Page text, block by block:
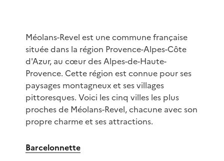
Méolans-Revel est une commune française
située dans la région Provence-Alpes-Côte
d'Azur, au cœur des Alpes-de-Haute-
Provence. Cette région est connue pour ses
paysages montagneux et ses villages
pittoresques. Voici les cinq villes les plus
proches de Méolans-Revel, chacune avec son
propre charme et ses attractions.
Barcelonnette